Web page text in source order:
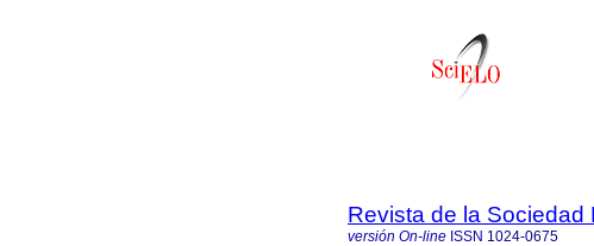
Revista de la Sociedad
versión On-line ISSN 1024-0675